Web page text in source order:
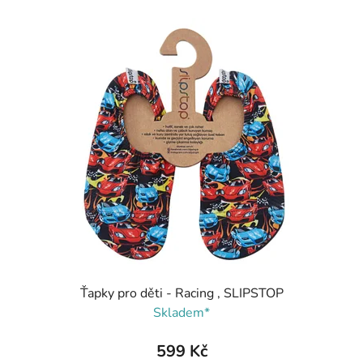
Ťapky pro děti - Racing , SLIPSTOP
Skladem*
599 Kč